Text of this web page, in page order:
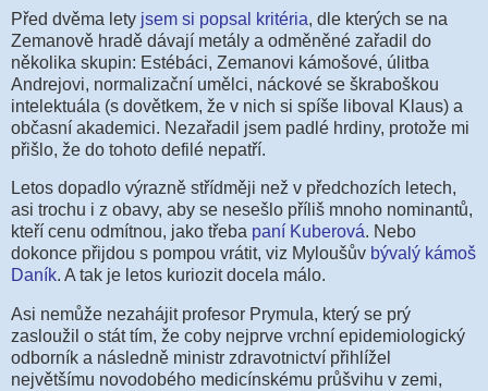
Před dvěma lety jsem si popsal kritéria, dle kterých se na
Zemanově hradě dávají metály a odměněné zařadil do
několika skupin: Estébáci, Zemanovi kámošové, úlitba
Andrejovi, normalizační umělci, náckové se škraboškou
intelektuála (s dovětkem, že v nich si spíše liboval Klaus) a
občasní akademici. Nezařadil jsem padlé hrdiny, protože mi
přišlo, že do tohoto defilé nepatří.
Letos dopadlo výrazně střídměji než v předchozích letech,
asi trochu i z obavy, aby se nesešlo příliš mnoho nominantů,
kteří cenu odmítnou, jako třeba paní Kuberová. Nebo
dokonce přijdou s pompou vrátit, viz Myloušův bývalý kámoš
Daník. A tak je letos kuriozit docela málo.
Asi nemůže nezahájit profesor Prymula, který se prý
zasloužil o stát tím, že coby nejprve vrchní epidemiologický
odborník a následně ministr zdravotnictví přihlížel
největšímu novodobého medicínskému průšvihu v zemi,